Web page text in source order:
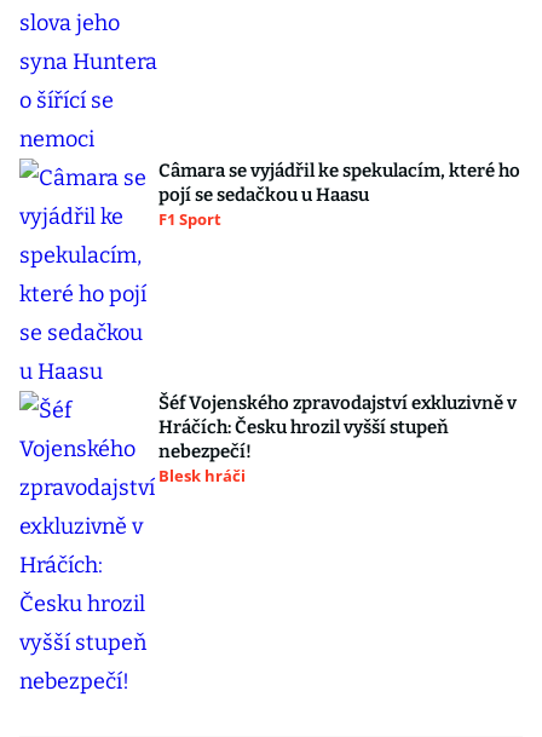
Câmara se vyjádřil ke spekulacím, které ho
pojí se sedačkou u Haasu
F1 Sport
Šéf Vojenského zpravodajství exkluzivně v
Hráčích: Česku hrozil vyšší stupeň
nebezpečí!
Blesk hráči